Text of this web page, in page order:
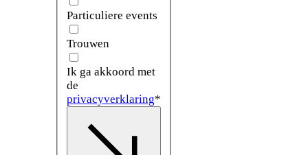
Particuliere events
Trouwen
Ik ga akkoord met
de
privacyverklaring*